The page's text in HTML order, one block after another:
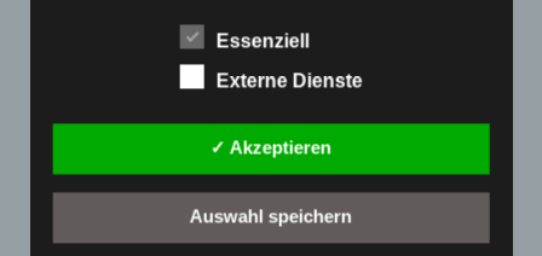
Produktpalette
Elektro-Klappräder
Elektro-Lastendreiräder
e) Profiling
Profiling ist jede Art der automatisierten
Verarbeitung personenbezogener Daten, die darin
besteht, dass diese personenbezogenen Daten
verwendet werden, um bestimmte persönliche
Aspekte, die sich auf eine natürliche Person
beziehen, zu bewerten, insbesondere, um
Aspekte bezüglich Arbeitsleistung, wirtschaftlicher
Essenziell
Externe Dienste
✓ Akzeptieren
Auswahl speichern